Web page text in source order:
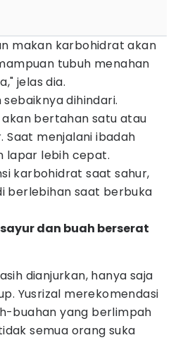
makan karbohidrat akan
tubuh menahan
jelas dia.
dihindari.
bertahan satu atau
Saat menjalani ibadah
lapar lebih cepat.
karbohidrat saat sahur,
berlebihan saat berbuka
dan buah berserat
dianjurkan, hanya saja
Yusrizal merekomendasi
buahan yang berlimpah
semua orang suka